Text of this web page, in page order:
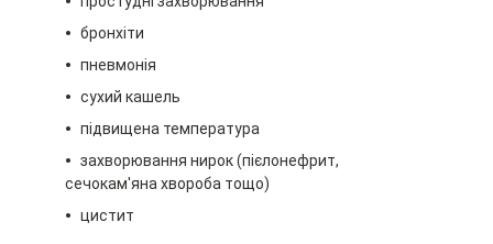
бронхіти
пневмонія
сухий кашель
підвищена температура
захворювання нирок (пієлонефрит,
сечокам'яна хвороба тощо)
цистит